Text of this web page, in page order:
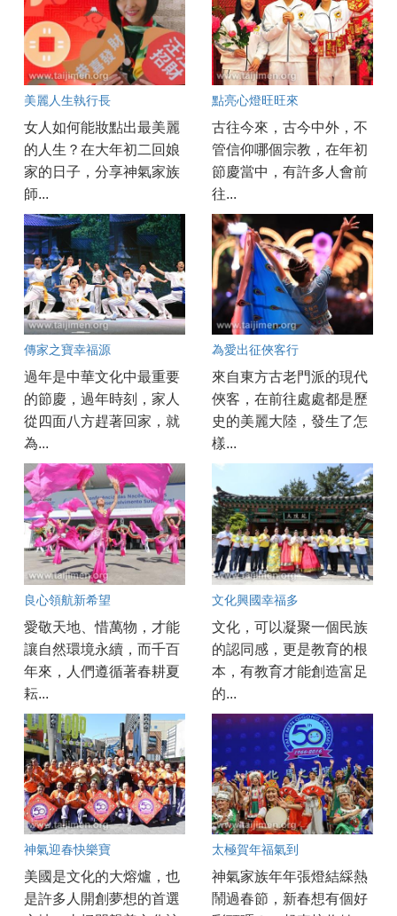
美麗人生執行長
女人如何能妝點出最美麗
的人生？在大年初二回娘
家的日子，分享神氣家族
師...
點亮心燈旺旺來
古往今來，古今中外，不
管信仰哪個宗教，在年初
節慶當中，有許多人會前
往...
傳家之寶幸福源
過年是中華文化中最重要
的節慶，過年時刻，家人
從四面八方趕著回家，就
為...
為愛出征俠客行
來自東方古老門派的現代
俠客，在前往處處都是歷
史的美麗大陸，發生了怎
樣...
良心領航新希望
愛敬天地、惜萬物，才能
讓自然環境永續，而千百
年來，人們遵循著春耕夏
耘...
文化興國幸福多
文化，可以凝聚一個民族
的認同感，更是教育的根
本，有教育才能創造富足
的...
神氣迎春快樂寶
美國是文化的大熔爐，也
是許多人開創夢想的首選
太極賀年福氣到
神氣家族年年張燈結綵熱
鬧過春節，新春想有個好